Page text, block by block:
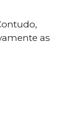
as